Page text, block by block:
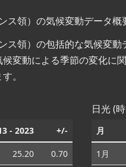
ス領）の気候変動データ概
ス領）の包括的な気候変
変動による季節の変化に
。
- 2023 +/-
25.20
0.70
日光 (
月
1月